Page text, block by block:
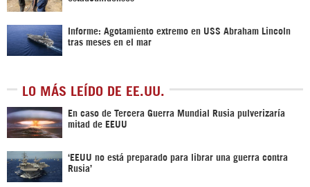
Informe: Agotamiento extremo en USS Abraham Lincoln
tras meses en el mar
LO MÁS LEÍDO DE EE.UU.
En caso de Tercera Guerra Mundial Rusia pulverizaría
mitad de EEUU
‘EEUU no está preparado para librar una guerra contra
Rusia’